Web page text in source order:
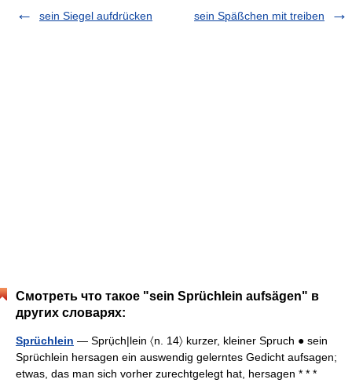
sein Siegel aufdrücken
sein Späßchen mit treiben
Смотреть что такое "sein Sprüchlein aufsägen" в
других словарях:
Sprüchlein — Sprụ̈ch|lein 〈n. 14〉 kurzer, kleiner Spruch ● sein
Sprüchlein hersagen ein auswendig gelerntes Gedicht aufsagen;
etwas, das man sich vorher zurechtgelegt hat, hersagen * * *